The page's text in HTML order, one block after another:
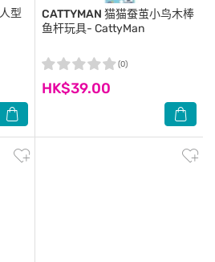
型
CATTYMAN 猫猫蚕茧小鸟木棒
鱼杆玩具- CattyMan
HK$39.00
(0)